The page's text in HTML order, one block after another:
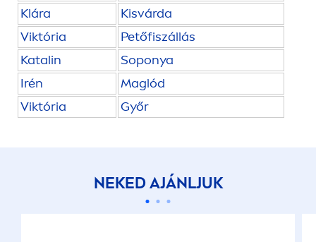
Klára
Kisvárda
Viktória
Petőfiszállás
Katalin
Soponya
Irén
Maglód
Viktória
Győr
NEKED AJÁNLJUK